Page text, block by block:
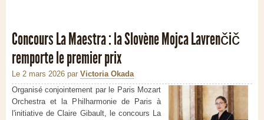
Concours La Maestra : la Slovène Mojca Lavrenčič
remporte le premier prix
Le 2 mars 2026 par Victoria Okada
Organisé conjointement par le Paris Mozart
Orchestra et la Philharmonie de Paris à
l'initiative de Claire Gibault, le concours La